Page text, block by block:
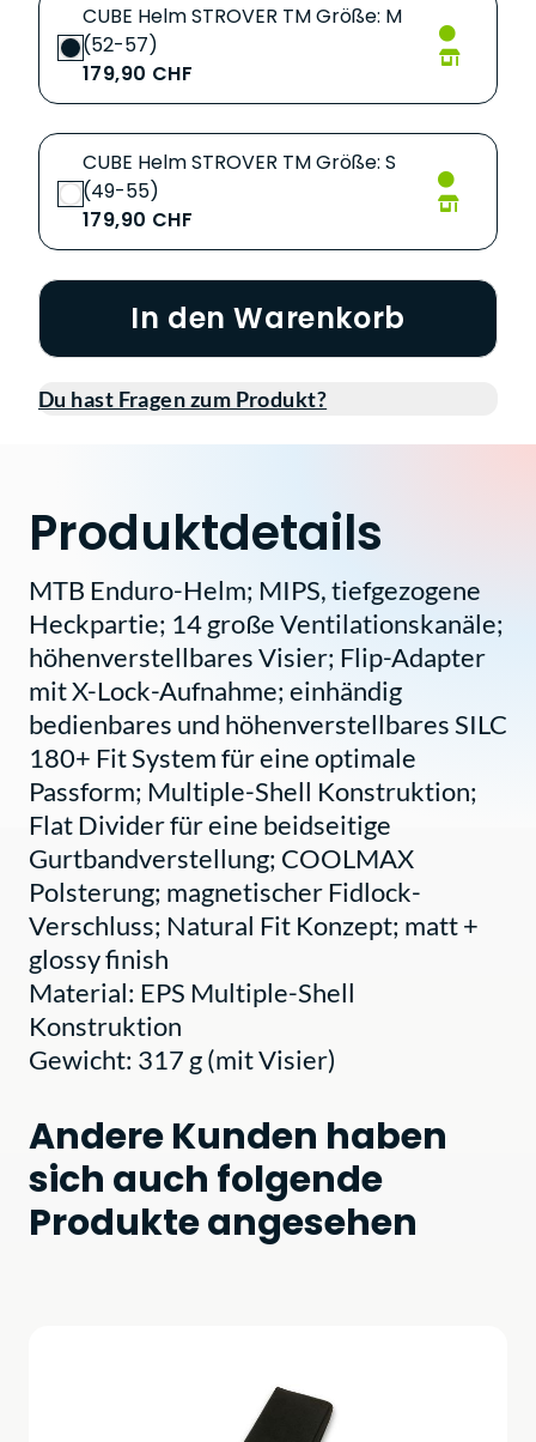
CUBE Helm STROVER TM Größe: M
(52-57)
179,90 CHF
CUBE Helm STROVER TM Größe: S
(49-55)
179,90 CHF
In den Warenkorb
Du hast Fragen zum Produkt?
Produktdetails
MTB Enduro-Helm; MIPS, tiefgezogene
Heckpartie; 14 große Ventilationskanäle;
höhenverstellbares Visier; Flip-Adapter
mit X-Lock-Aufnahme; einhändig
bedienbares und höhenverstellbares SILC
180+ Fit System für eine optimale
Passform; Multiple-Shell Konstruktion;
Flat Divider für eine beidseitige
Gurtbandverstellung; COOLMAX
Polsterung; magnetischer Fidlock-
Verschluss; Natural Fit Konzept; matt +
glossy finish
Material: EPS Multiple-Shell
Konstruktion
Gewicht: 317 g (mit Visier)
Andere Kunden haben
sich auch folgende
Produkte angesehen